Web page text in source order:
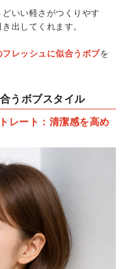
いい軽さがつくりやす
出してくれます。
レッシュに似合うボブを
うボブスタイル
レート：清潔感を高め